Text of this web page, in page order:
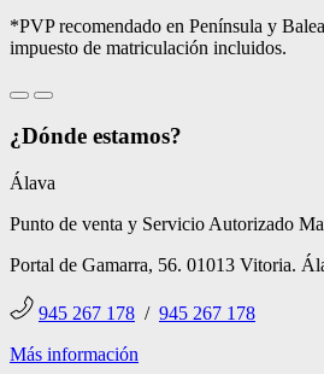
*PVP recomendado en Península y
impuesto de matriculación incluidos.
¿Dónde estamos?
Álava
Punto de venta y Servicio Autorizado
Portal de Gamarra, 56. 01013 Vitoria.
945 267 178 / 945 267 178
Más información